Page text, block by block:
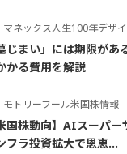
マネックス人生100年デザ
じまい」には期限が
かる費用を解説
モトリーフール米国株情報
国株動向】AIスーパ
フラ投資拡大で恩恵...